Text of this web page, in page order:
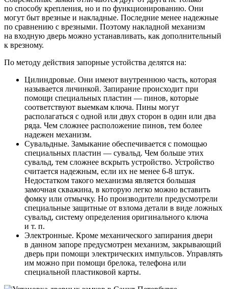
по способу крепления, но и по функционированию. Они
могут быт врезные и накладные. Последние менее надежные
по сравнению с врезными. Поэтому накладной механизм
на входную дверь можно устанавливать, как дополнительный
к врезному.
По методу действия запорные устойства делятся на:
Цилиндровые. Они имеют внутреннюю часть, которая
называется личинкой. Запирание происходит при
помощи специальных пластин — пинов, которые
соответствуют выемкам ключа. Пины могут
располагаться с одной или двух сторон в один или два
ряда. Чем сложнее расположение пинов, тем более
надежен механизм.
Сувальдные. Замыкание обеспечивается с помощью
специальных пластин — сувальд. Чем больше этих
сувальд, тем сложнее вскрыть устройство. Устройство
считается надежным, если их не менее 6-8 штук.
Недостатком такого механизма является большая
замочная скважина, в которую легко можно вставить
фомку или отмычку. Но производители предусмотрели
специальные защитные от взлома детали в виде ложных
сувальд, систему определения оригинального ключа
и т. п.
Электронные. Кроме механического запирания двери
в данном запоре предусмотрен механизм, закрывающий
дверь при помощи электрических импульсов. Управлять
им можно при помощи брелока, телефона или
специальной пластиковой карты.